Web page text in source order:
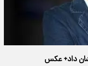
داد+ عکس